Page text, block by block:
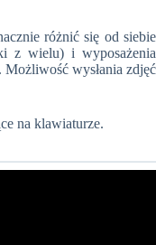
różnić się od siebie
z wielu) i wyposażenia
wysłania zdjęć
na klawiaturze.